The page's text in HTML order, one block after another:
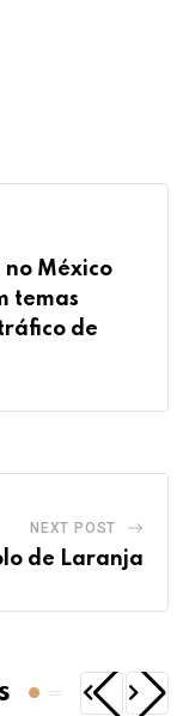
México
temas
de
NEXT POST
de Laranja